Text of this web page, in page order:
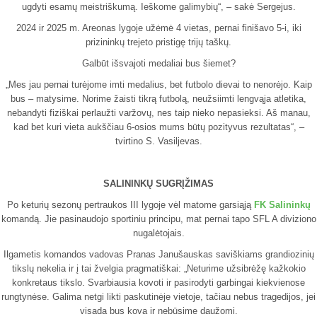
ugdyti esamų meistriškumą. Ieškome galimybių“, – sakė Sergejus.
2024 ir 2025 m. Areonas lygoje užėmė 4 vietas, pernai finišavo 5-i, iki
prizininkų trejeto pristigę trijų taškų.
Galbūt išsvajoti medaliai bus šiemet?
„Mes jau pernai turėjome imti medalius, bet futbolo dievai to nenorėjo. Kaip
bus – matysime. Norime žaisti tikrą futbolą, neužsiimti lengvąja atletika,
nebandyti fiziškai perlaužti varžovų, nes taip nieko nepasieksi. Aš manau,
kad bet kuri vieta aukščiau 6-osios mums būtų pozityvus rezultatas“, –
tvirtino S. Vasiljevas.
SALININKŲ SUGRĮŽIMAS
Po keturių sezonų pertraukos III lygoje vėl matome garsiąją FK Salininkų
komandą. Jie pasinaudojo sportiniu principu, mat pernai tapo SFL A diviziono
nugalėtojais.
Ilgametis komandos vadovas Pranas Janušauskas saviškiams grandiozinių
tikslų nekelia ir į tai žvelgia pragmatiškai: „Neturime užsibrėžę kažkokio
konkretaus tikslo. Svarbiausia kovoti ir pasirodyti garbingai kiekvienose
rungtynėse. Galima netgi likti paskutinėje vietoje, tačiau nebus tragedijos, jei
visada bus kova ir nebūsime daužomi.